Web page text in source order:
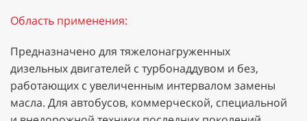
Область применения:
Предназначено для тяжелонагруженных
дизельных двигателей с турбонаддувом и без,
работающих с увеличенным интервалом замены
масла. Для автобусов, коммерческой, специальной